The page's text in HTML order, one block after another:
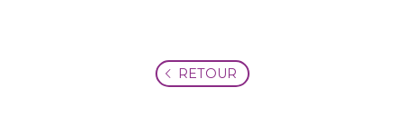
RETOUR